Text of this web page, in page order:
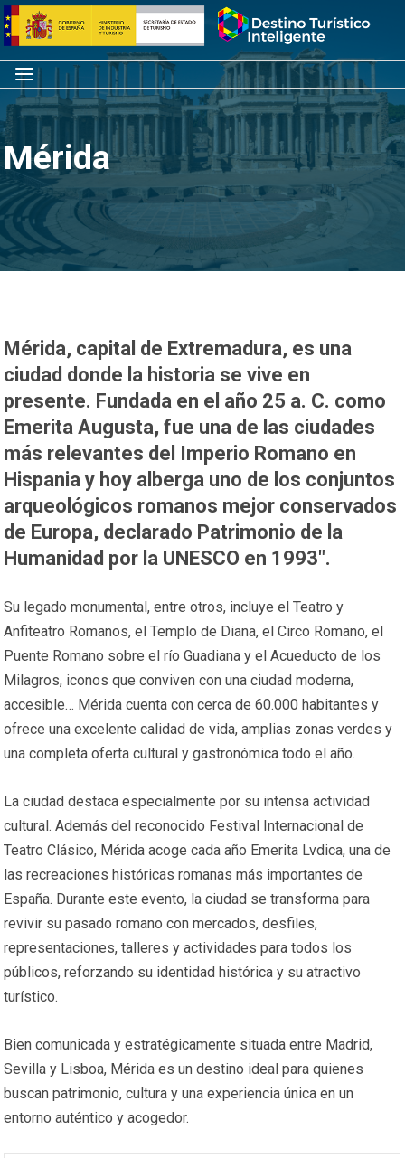
Saltar
al
contenido
Inicio
Menú
Mérida
Mérida, capital de Extremadura, es una
ciudad donde la historia se vive en
presente. Fundada en el año 25 a. C. como
Emerita Augusta, fue una de las ciudades
más relevantes del Imperio Romano en
Hispania y hoy alberga uno de los conjuntos
arqueológicos romanos mejor conservados
de Europa, declarado Patrimonio de la
Humanidad por la UNESCO en 1993″.
Su legado monumental, entre otros, incluye el Teatro y
Anfiteatro Romanos, el Templo de Diana, el Circo Romano, el
Puente Romano sobre el río Guadiana y el Acueducto de los
Milagros, iconos que conviven con una ciudad moderna,
accesible… Mérida cuenta con cerca de 60.000 habitantes y
ofrece una excelente calidad de vida, amplias zonas verdes y
una completa oferta cultural y gastronómica todo el año.
La ciudad destaca especialmente por su intensa actividad
cultural. Además del reconocido Festival Internacional de
Teatro Clásico, Mérida acoge cada año Emerita Lvdica, una de
las recreaciones históricas romanas más importantes de
España. Durante este evento, la ciudad se transforma para
revivir su pasado romano con mercados, desfiles,
representaciones, talleres y actividades para todos los
públicos, reforzando su identidad histórica y su atractivo
turístico.
Bien comunicada y estratégicamente situada entre Madrid,
Sevilla y Lisboa, Mérida es un destino ideal para quienes
buscan patrimonio, cultura y una experiencia única en un
entorno auténtico y acogedor.